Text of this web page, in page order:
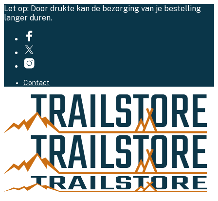
Let op: Door drukte kan de bezorging van je bestelling
langer duren.
Contact